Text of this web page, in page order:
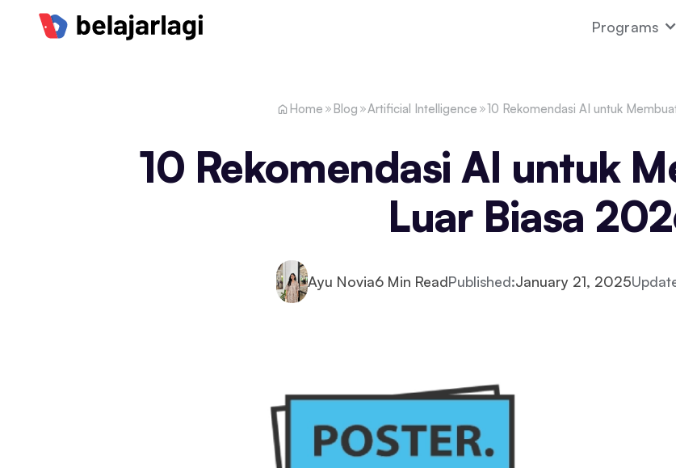
Programs
Home Blog Artificial Intelligence 10 Rekomendasi AI untuk
10 Rekomendasi AI untuk
Luar Biasa
Ayu Novia6 Min ReadPublished:January 21, 2025